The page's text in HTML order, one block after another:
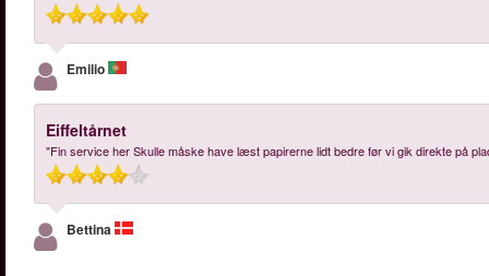
Emilio
Eiffeltårnet
"Fin service her Skulle måske have læst papirerne lidt bedre før vi gik direkte på
Bettina